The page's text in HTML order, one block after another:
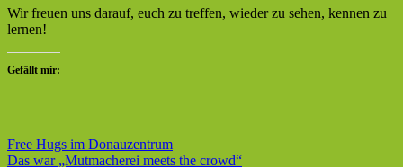
Wir freuen uns darauf, euch zu treffen, wieder zu sehen, kennen zu
lernen!
Gefällt mir:
Beitragsnavigation
Vorheriger
Beitrag:
Free Hugs im Donauzentrum
Nächster
Das war „Mutmacherei meets the crowd“